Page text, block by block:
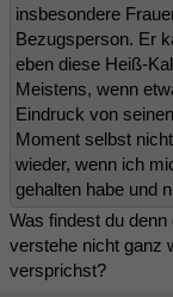
insbesondere
Bezugsperson. Er
eben diese Heiß-
Meistens, wenn
Eindruck von
Moment selbst
wieder, wenn ich
gehalten habe und
Was findest du
verstehe nicht ganz
versprichst?